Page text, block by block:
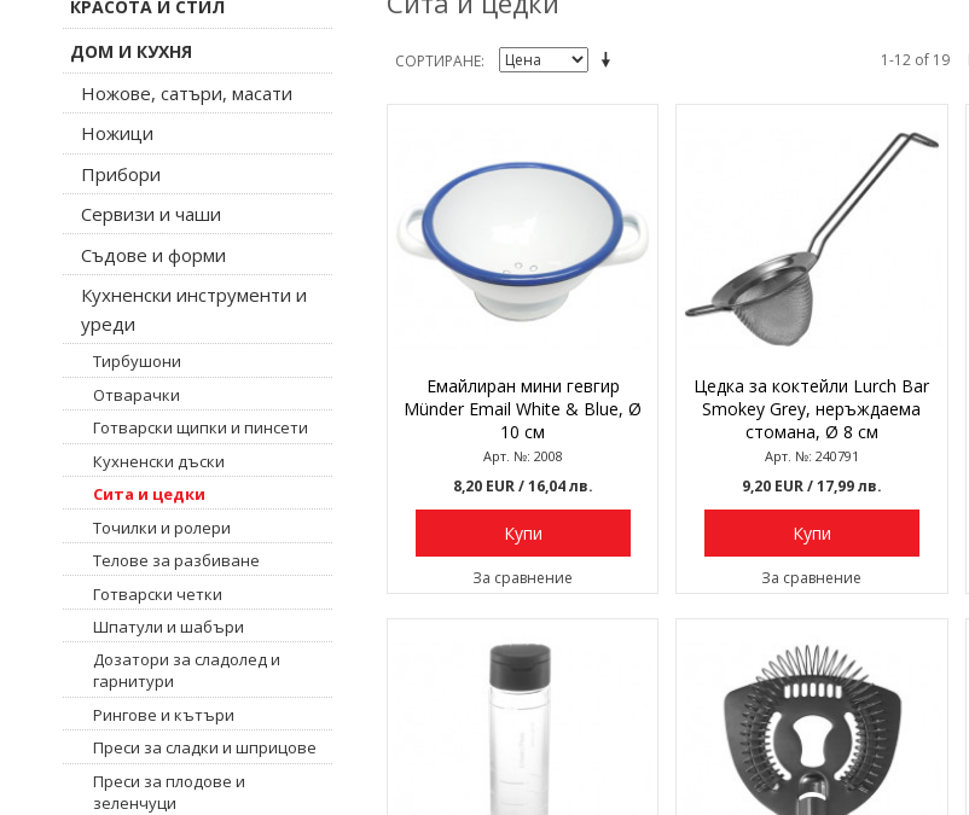
СОРТИРАНЕ 1-12 of 19
Емайлиран мини гевгир
Münder Email White & Blue, Ø
10 см
Арт. №: 2008
8,20 EUR/ 16,04 лв.
Купи
За сравнение
Цедка за коктейли Lurch Bar
Smokey Grey, неръждаема
стомана, Ø 8 см
Арт. №: 240791
9,20 EUR/ 17,99 лв.
Купи
За сравнение
КРАСОТА И СТИЛ
ДОМ И КУХНЯ
Ножове, сатъри, масати
Ножици
Прибори
Сервизи и чаши
Съдове и форми
Кухненски инструменти и
уреди
Тирбушони
Отварачки
Готварски щипки и пинсети
Кухненски дъски
Сита и цедки
Точилки и ролери
Телове за разбиване
Готварски четки
Шпатули и шабъри
Дозатори за сладолед и
гарнитури
Рингове и кътъри
Преси за сладки и шприцове
Преси за плодове и
зеленчуци